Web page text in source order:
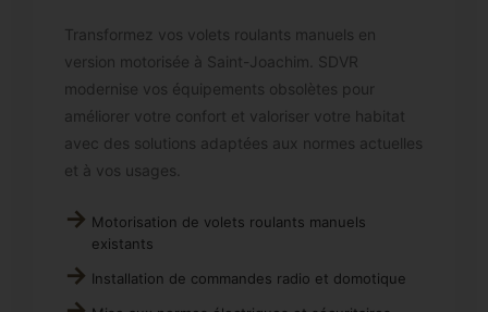
Transformez vos volets roulants manuels en
version motorisée à Saint-Joachim. SDVR
modernise vos équipements obsolètes pour
améliorer votre confort et valoriser votre habitat
avec des solutions adaptées aux normes actuelles
et à vos usages.
Motorisation de volets roulants manuels
existants
Installation de commandes radio et domotique